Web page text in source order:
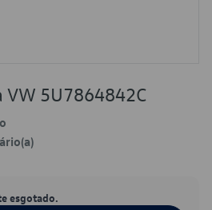
5U7864842C
esgotado.